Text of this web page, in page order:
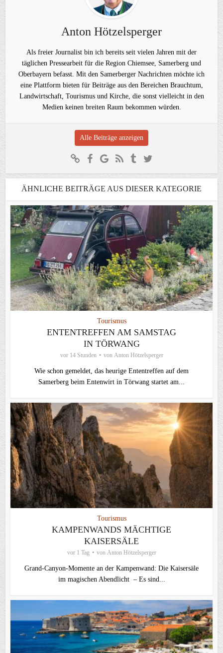
Anton Hötzelsperger
Als freier Journalist bin ich bereits seit vielen Jahren mit der
täglichen Pressearbeit für die Region Chiemsee, Samerberg und
Oberbayern befasst. Mit den Samerberger Nachrichten möchte ich
eine Plattform bieten für Beiträge aus den Bereichen Brauchtum,
Landwirtschaft, Tourismus und Kirche, die sonst vielleicht in den
Medien keinen breiten Raum bekommen würden.
Alle Beiträge anzeigen
ÄHNLICHE BEITRÄGE AUS DIESER KATEGORIE
Tourismus
ENTENTREFFEN AM SAMSTAG
IN TÖRWANG
vor 14 Stunden von Anton Hötzelsperger
Wie schon gemeldet, das heurige Ententreffen auf dem
Samerberg beim Entenwirt in Törwang startet am...
Tourismus
KAMPENWANDS MÄCHTIGE
KAISERSÄLE
vor 1 Tag von Anton Hötzelsperger
Grand-Canyon-Momente an der Kampenwand: Die Kaisersäle
im magischen Abendlicht – Es sind...